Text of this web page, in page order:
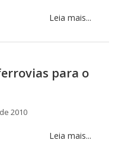
Leia mais...
para o
2010
Leia mais...